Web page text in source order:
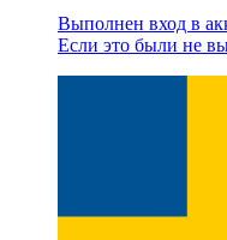
Выполнен вход в
Если это были не